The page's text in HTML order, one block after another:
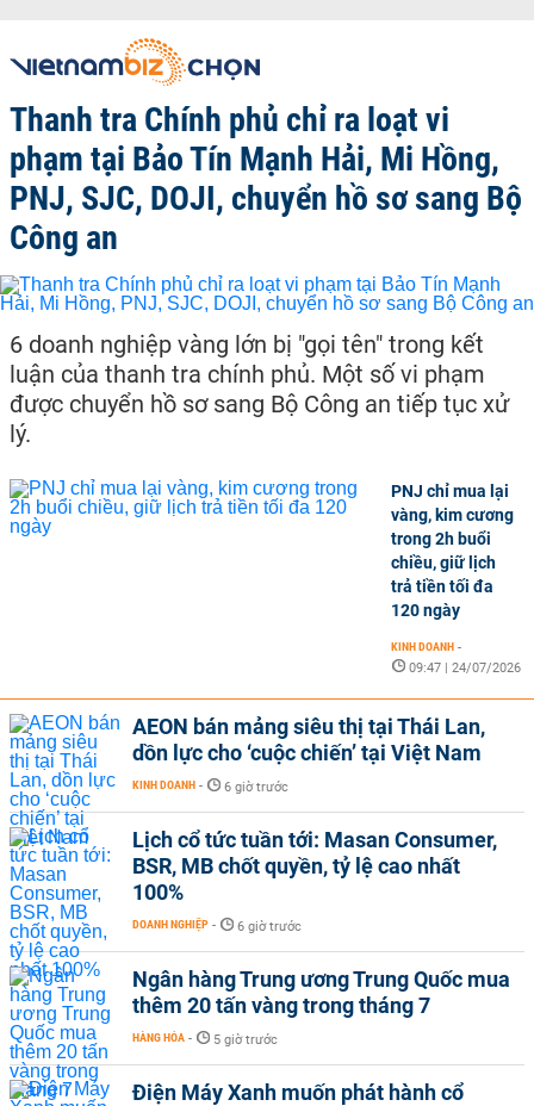
Thanh tra Chính phủ chỉ ra loạt vi
phạm tại Bảo Tín Mạnh Hải, Mi Hồng,
PNJ, SJC, DOJI, chuyển hồ sơ sang Bộ
Công an
6 doanh nghiệp vàng lớn bị "gọi tên" trong kết
luận của thanh tra chính phủ. Một số vi phạm
được chuyển hồ sơ sang Bộ Công an tiếp tục xử
lý.
PNJ chỉ mua lại
vàng, kim cương
trong 2h buổi
chiều, giữ lịch
trả tiền tối đa
120 ngày
KINH DOANH -
09:47 | 24/07/2026
AEON bán mảng siêu thị tại Thái Lan,
dồn lực cho ‘cuộc chiến’ tại Việt Nam
KINH DOANH - 6 giờ trước
Lịch cổ tức tuần tới: Masan Consumer,
BSR, MB chốt quyền, tỷ lệ cao nhất
100%
DOANH NGHIỆP - 6 giờ trước
Ngân hàng Trung ương Trung Quốc mua
thêm 20 tấn vàng trong tháng 7
HÀNG HÓA - 5 giờ trước
Điện Máy Xanh muốn phát hành cổ